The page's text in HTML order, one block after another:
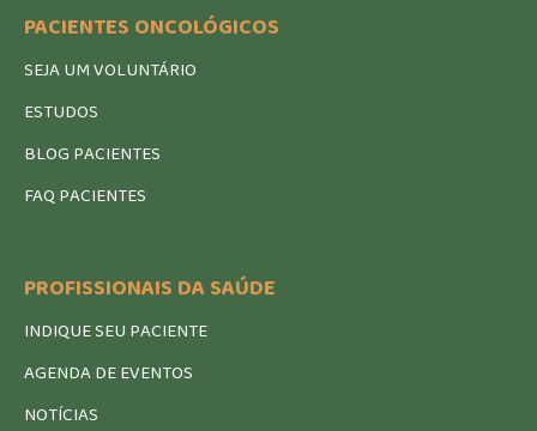
PACIENTES ONCOLÓGICOS
SEJA UM VOLUNTÁRIO
ESTUDOS
BLOG PACIENTES
FAQ PACIENTES
PROFISSIONAIS DA SAÚDE
INDIQUE SEU PACIENTE
AGENDA DE EVENTOS
NOTÍCIAS